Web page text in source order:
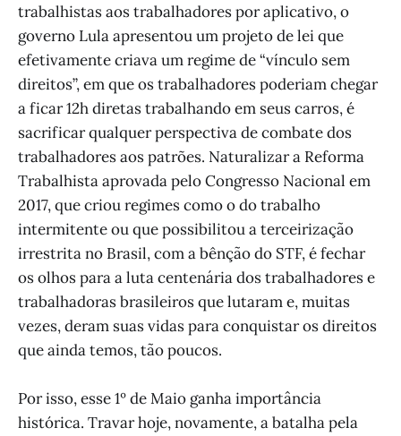
trabalhistas aos trabalhadores por aplicativo, o
governo Lula apresentou um projeto de lei que
efetivamente criava um regime de “vínculo sem
direitos”, em que os trabalhadores poderiam chegar
a ficar 12h diretas trabalhando em seus carros, é
sacrificar qualquer perspectiva de combate dos
trabalhadores aos patrões. Naturalizar a Reforma
Trabalhista aprovada pelo Congresso Nacional em
2017, que criou regimes como o do trabalho
intermitente ou que possibilitou a terceirização
irrestrita no Brasil, com a bênção do STF, é fechar
os olhos para a luta centenária dos trabalhadores e
trabalhadoras brasileiros que lutaram e, muitas
vezes, deram suas vidas para conquistar os direitos
que ainda temos, tão poucos.
Por isso, esse 1º de Maio ganha importância
histórica. Travar hoje, novamente, a batalha pela